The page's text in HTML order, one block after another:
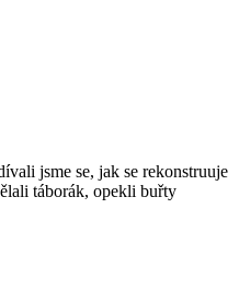
jsme se, jak se rekonstruuje
táborák, opekli buřty